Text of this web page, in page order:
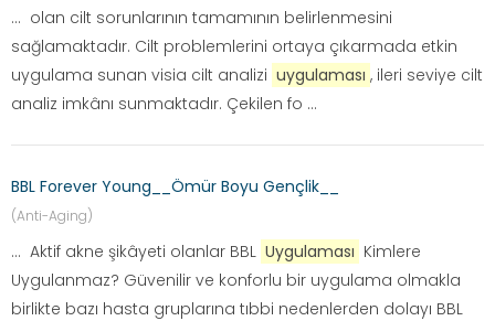
... olan cilt sorunlarının tamamının belirlenmesini
sağlamaktadır. Cilt problemlerini ortaya çıkarmada etkin
uygulama sunan visia cilt analizi uygulaması , ileri seviye cilt
analiz imkânı sunmaktadır. Çekilen fo ...
BBL Forever Young__Ömür Boyu Gençlik__
(Anti-Aging)
... Aktif akne şikâyeti olanlar BBL Uygulaması Kimlere
Uygulanmaz? Güvenilir ve konforlu bir uygulama olmakla
birlikte bazı hasta gruplarına tıbbi nedenlerden dolayı BBL